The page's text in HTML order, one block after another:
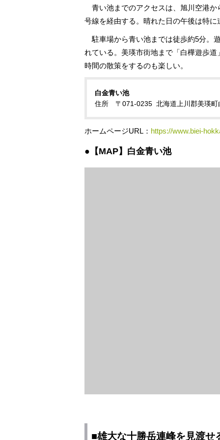
青い池までのアクセスは、旭川空港か
号線を経由する。晴れた日の午後は特
駐車場から青い池までは徒歩約5分。
れている。美瑛市街地まで「白樺遊歩
時間の散策をするのも楽しい。
白金青い池
住所 〒071-0235 北海道上川郡美瑛町
ホームページURL： https://www.biei-
●【MAP】白金青い池
■雄大な十勝岳連峰を見渡せ